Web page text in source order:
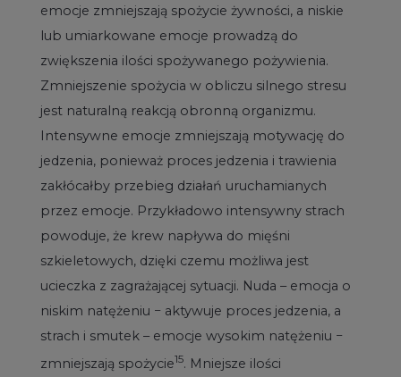
emocje zmniejszają spożycie żywności, a niskie
lub umiarkowane emocje prowadzą do
zwiększenia ilości spożywanego pożywienia.
Zmniejszenie spożycia w obliczu silnego stresu
jest naturalną reakcją obronną organizmu.
Intensywne emocje zmniejszają motywację do
jedzenia, ponieważ proces jedzenia i trawienia
zakłócałby przebieg działań uruchamianych
przez emocje. Przykładowo intensywny strach
powoduje, że krew napływa do mięśni
szkieletowych, dzięki czemu możliwa jest
ucieczka z zagrażającej sytuacji. Nuda – emocja o
niskim natężeniu − aktywuje proces jedzenia, a
strach i smutek – emocje wysokim natężeniu −
zmniejszają spożycie15. Mniejsze ilości